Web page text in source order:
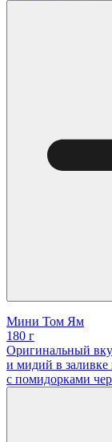
Мини Том Ям
180 г
Оригинальный
и мидий в заливке
с помидорками